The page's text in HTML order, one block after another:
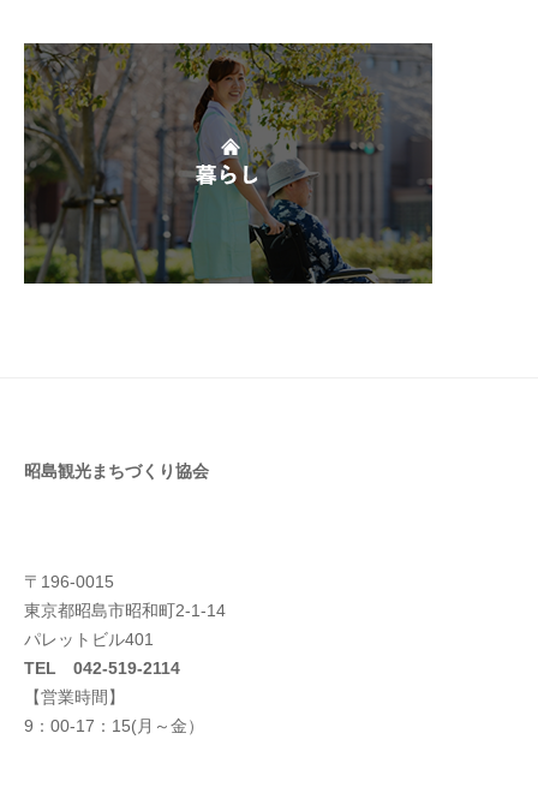
昭島観光まちづくり協会
〒196-0015
東京都昭島市昭和町2-1-14
パレットビル401
TEL 042-519-2114
【営業時間】
9：00-17：15(月～金）